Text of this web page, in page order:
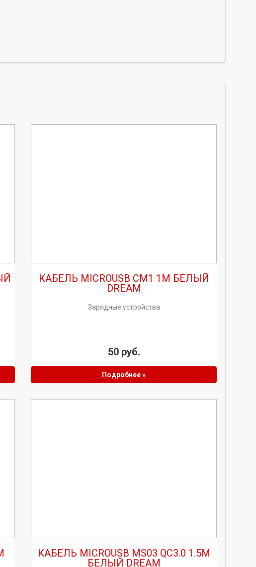
КАБЕЛЬ MICROUSB CM1 1М БЕЛЫЙ
DREAM
Зарядные устройства
50 руб.
Подробнее »
КАБЕЛЬ MICROUSB MS03 QC3.0 1.5M
БЕЛЫЙ DREAM